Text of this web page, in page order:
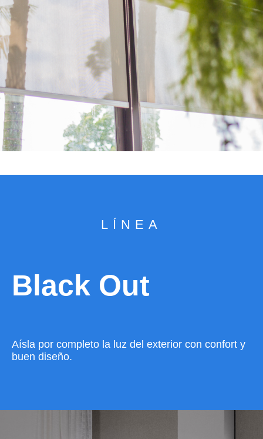
VER CATÁLOGO
LÍNEA
Black Out
Aísla por completo la luz del exterior con confort y
buen diseño.